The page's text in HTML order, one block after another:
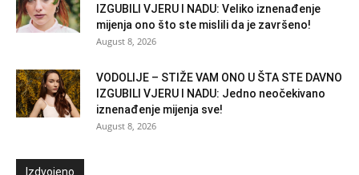
IZGUBILI VJERU I NADU: Veliko iznenađenje
mijenja ono što ste mislili da je završeno!
August 8, 2026
VODOLIJE – STIŽE VAM ONO U ŠTA STE DAVNO
IZGUBILI VJERU I NADU: Jedno neočekivano
iznenađenje mijenja sve!
August 8, 2026
Izdvojeno